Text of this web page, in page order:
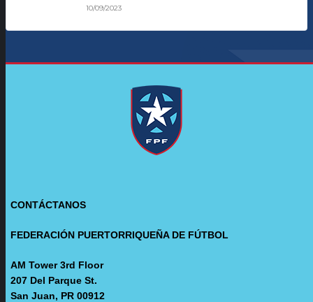
10/09/2023
CONTÁCTANOS
FEDERACIÓN PUERTORRIQUEÑA DE FÚTBOL
AM Tower 3rd Floor
207 Del Parque St.
San Juan, PR 00912